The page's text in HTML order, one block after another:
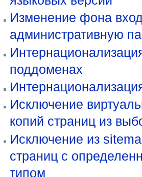
Изменение фона
административную
поддоменах
Исключение
копий страниц из
Исключение из
страниц с
типом